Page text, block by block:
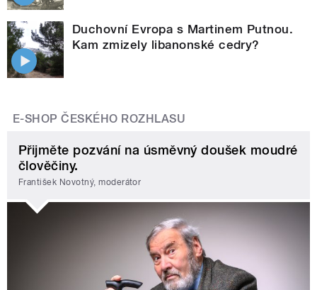
Duchovní Evropa s Martinem Putnou.
Kam zmizely libanonské cedry?
E-SHOP ČESKÉHO ROZHLASU
Přijměte pozvání na úsměvný doušek moudré
člověčiny.
František Novotný, moderátor